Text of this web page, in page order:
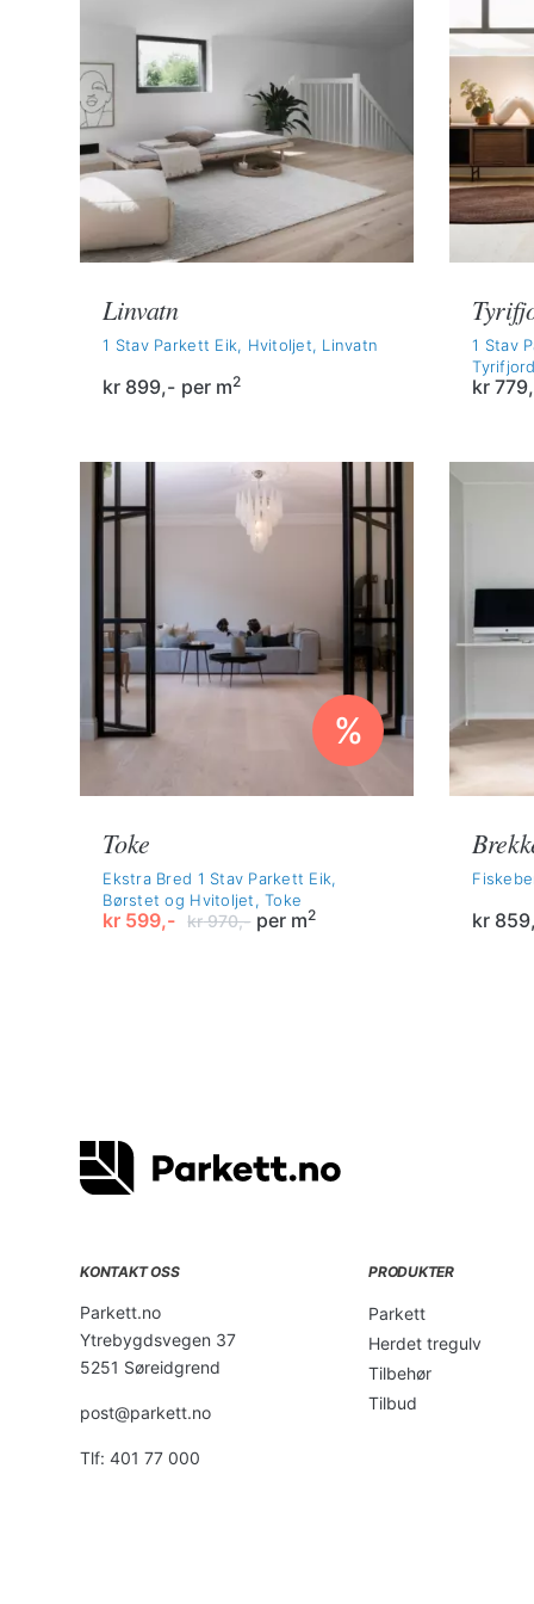
Linvatn
1 Stav Parkett Eik, Hvitoljet, Linvatn
kr 899,- per m2
1 Stav
kr
%
Toke
Ekstra Bred 1 Stav Parkett Eik,
Børstet og Hvitoljet, Toke
kr970,-
Opprinnelig
kr 599,-
Nåværende
per m2 kr
KONTAKT OSS
Parkett.no
Ytrebygdsvegen 37
5251 Søreidgrend
post@parkett.no
Tlf: 401 77 000
PRODUKTER
Parkett
Herdet tregulv
Tilbehør
Tilbud